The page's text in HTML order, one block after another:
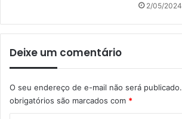
2/05/2024
Deixe um comentário
O seu endereço de e-mail não será publicado.
obrigatórios são marcados com *